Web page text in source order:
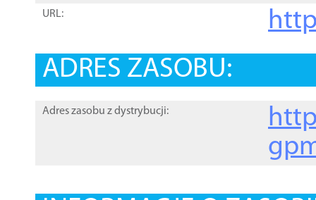
URL:
ADRES ZASOBU:
Adres zasobu z dystrybucji: